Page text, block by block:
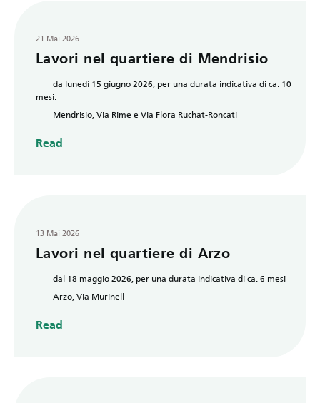
21 Mai 2026
Lavori nel quartiere di Mendrisio
da lunedì 15 giugno 2026, per una durata indicativa di ca. 10
mesi.
Mendrisio, Via Rime e Via Flora Ruchat-Roncati
Read
13 Mai 2026
Lavori nel quartiere di Arzo
dal 18 maggio 2026, per una durata indicativa di ca. 6 mesi
Arzo, Via Murinell
Read